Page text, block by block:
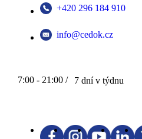
+420 296 184 910
info@cedok.cz
7:00 - 21:00 / 7 dní v týdnu